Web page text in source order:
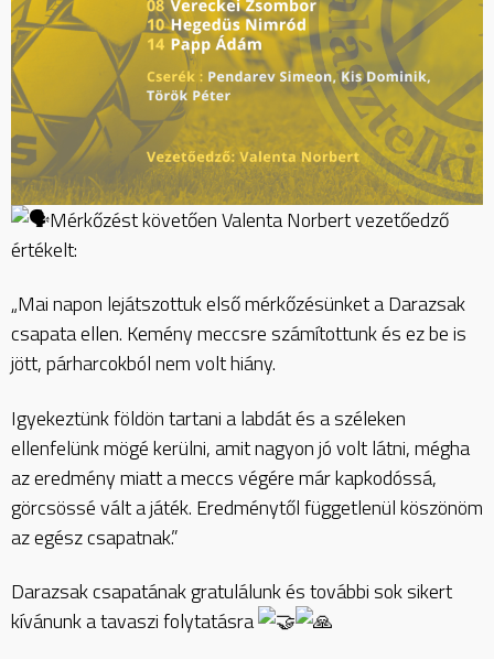
Mérkőzést követően Valenta Norbert vezetőedző
értékelt:
„Mai napon lejátszottuk első mérkőzésünket a Darazsak
csapata ellen. Kemény meccsre számítottunk és ez be is
jött, párharcokból nem volt hiány.
Igyekeztünk földön tartani a labdát és a széleken
ellenfelünk mögé kerülni, amit nagyon jó volt látni, mégha
az eredmény miatt a meccs végére már kapkodóssá,
görcsössé vált a játék. Eredménytől függetlenül köszönöm
az egész csapatnak.”
Darazsak csapatának gratulálunk és további sok sikert
kívánunk a tavaszi folytatásra